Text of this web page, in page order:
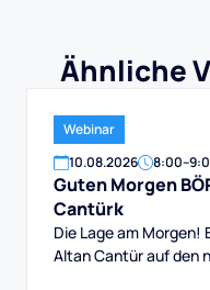
Ähnliche
Webinar
10.08.2026 8:00–
Guten Morgen
Cantürk
Die Lage am
Altan Cantür auf den